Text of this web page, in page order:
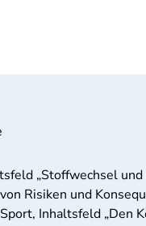
„Stoffwechsel und
Risiken und
Inhaltsfeld „Den